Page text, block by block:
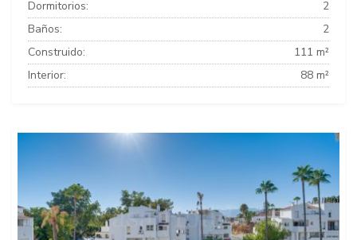
Dormitorios:
2
Baños:
2
Construido:
111 m²
Interior:
88 m²